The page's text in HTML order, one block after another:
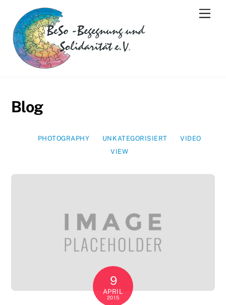
content
Blog
PHOTOGRAPHY UNKATEGORISIERT
VIDEO
VIEW
9
APRIL
2015